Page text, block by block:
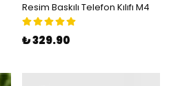
Resim Baskılı Telefon Kılıfı M4
₺ 329.90